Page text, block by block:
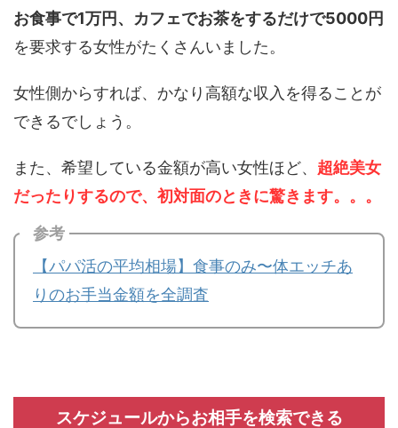
お食事で1万円、カフェでお茶をするだけで5000円
を要求する女性がたくさんいました。
女性側からすれば、かなり高額な収入を得ることが
できるでしょう。
また、希望している金額が高い女性ほど、 超絶美女
だったりするので、初対面のときに驚きます。。。
参考
【パパ活の平均相場】食事のみ〜体エッチあ
りのお手当金額を全調査
スケジュールからお相手を検索できる